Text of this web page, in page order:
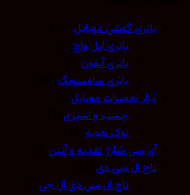
باتری گوشی موبایل(10)
باتری اپل واچ(0)
باتری آیفون(0)
باتری سامسونگ(10)
ابزار تعمیرات موبایل(9)
چسب و اسپری(3)
نوک هویه(5)
آی سی شارژ تغذیه و آنتن(0)
تاچ ال سی دی(12)
تاچ ال سی دی ال جی(1)